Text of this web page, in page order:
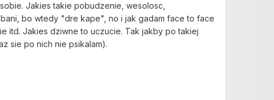
Jakies takie pobudzenie, wesolosc,
bo wtedy "dre kape", no i jak gadam face to face
itd. Jakies dziwne to uczucie. Tak jakby po takiej
sie po nich nie psikalam).